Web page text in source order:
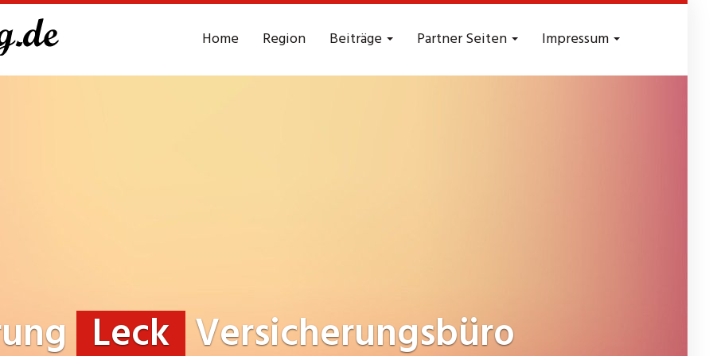
Home Region Beiträge Partner Seiten Impressum
Leck Versicherungsbüro